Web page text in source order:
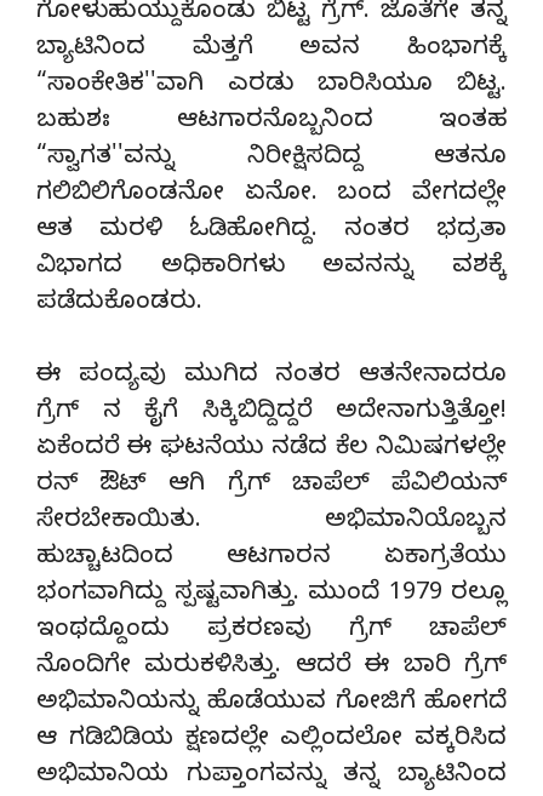
ಗೋಳುಹುಯ್ದುಕೊಂಡು ಬಿಟ್ಟ ಗ್ರೆಗ್. ಜೊತೆಗೇ ತನ್ನ
ಬ್ಯಾಟಿನಿಂದ ಮೆತ್ತಗೆ ಅವನ ಹಿಂಭಾಗಕ್ಕೆ
“ಸಾಂಕೇತಿಕ''ವಾಗಿ ಎರಡು ಬಾರಿಸಿಯೂ ಬಿಟ್ಟ.
ಬಹುಶಃ ಆಟಗಾರನೊಬ್ಬನಿಂದ ಇಂತಹ
“ಸ್ವಾಗತ''ವನ್ನು ನಿರೀಕ್ಷಿಸದಿದ್ದ ಆತನೂ
ಗಲಿಬಿಲಿಗೊಂಡನೋ ಏನೋ. ಬಂದ ವೇಗದಲ್ಲೇ
ಆತ ಮರಳಿ ಓಡಿಹೋಗಿದ್ದ. ನಂತರ ಭದ್ರತಾ
ವಿಭಾಗದ ಅಧಿಕಾರಿಗಳು ಅವನನ್ನು ವಶಕ್ಕೆ
ಪಡೆದುಕೊಂಡರು.
ಈ ಪಂದ್ಯವು ಮುಗಿದ ನಂತರ ಆತನೇನಾದರೂ
ಗ್ರೆಗ್ ನ ಕೈಗೆ ಸಿಕ್ಕಿಬಿದ್ದಿದ್ದರೆ ಅದೇನಾಗುತ್ತಿತ್ತೋ!
ಏಕೆಂದರೆ ಈ ಘಟನೆಯು ನಡೆದ ಕೆಲ ನಿಮಿಷಗಳಲ್ಲೇ
ರನ್ ಔಟ್ ಆಗಿ ಗ್ರೆಗ್ ಚಾಪೆಲ್ ಪೆವಿಲಿಯನ್
ಸೇರಬೇಕಾಯಿತು. ಅಭಿಮಾನಿಯೊಬ್ಬನ
ಹುಚ್ಚಾಟದಿಂದ ಆಟಗಾರನ ಏಕಾಗ್ರತೆಯು
ಭಂಗವಾಗಿದ್ದು ಸ್ಪಷ್ಟವಾಗಿತ್ತು. ಮುಂದೆ 1979 ರಲ್ಲೂ
ಇಂಥದ್ದೊಂದು ಪ್ರಕರಣವು ಗ್ರೆಗ್ ಚಾಪೆಲ್
ನೊಂದಿಗೇ ಮರುಕಳಿಸಿತ್ತು. ಆದರೆ ಈ ಬಾರಿ ಗ್ರೆಗ್
ಅಭಿಮಾನಿಯನ್ನು ಹೊಡೆಯುವ ಗೋಜಿಗೆ ಹೋಗದೆ
ಆ ಗಡಿಬಿಡಿಯ ಕ್ಷಣದಲ್ಲೇ ಎಲ್ಲಿಂದಲೋ ವಕ್ಕರಿಸಿದ
ಅಭಿಮಾನಿಯ ಗುಪ್ತಾಂಗವನ್ನು ತನ್ನ ಬ್ಯಾಟಿನಿಂದ